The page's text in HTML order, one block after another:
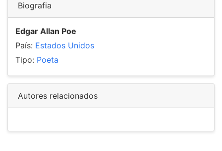
Biografia
Edgar Allan Poe
País: Estados Unidos
Tipo: Poeta
Autores relacionados